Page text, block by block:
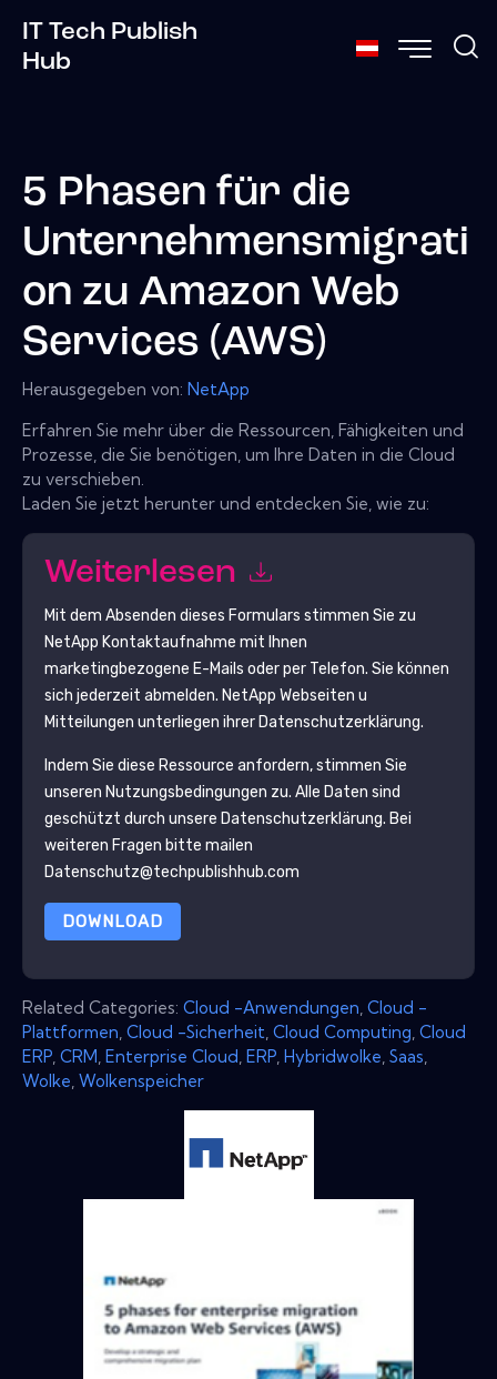
IT Tech Publish
Hub
5 Phasen für die
Unternehmensmigrati
on zu Amazon Web
Services (AWS)
Herausgegeben von: NetApp
Erfahren Sie mehr über die Ressourcen, Fähigkeiten und
Prozesse, die Sie benötigen, um Ihre Daten in die Cloud
zu verschieben.
Laden Sie jetzt herunter und entdecken Sie, wie zu:
Weiterlesen
Mit dem Absenden dieses Formulars stimmen Sie zu
NetApp Kontaktaufnahme mit Ihnen
marketingbezogene E-Mails oder per Telefon. Sie können
sich jederzeit abmelden. NetApp Webseiten u
Mitteilungen unterliegen ihrer Datenschutzerklärung.
Indem Sie diese Ressource anfordern, stimmen Sie
unseren Nutzungsbedingungen zu. Alle Daten sind
geschützt durch unsere Datenschutzerklärung. Bei
weiteren Fragen bitte mailen
Datenschutz@techpublishhub.com
DOWNLOAD
Related Categories: Cloud -Anwendungen Cloud -
Plattformen Cloud -Sicherheit Cloud Computing Cloud
ERP CRM Enterprise Cloud ERP Hybridwolke Saas
Wolke Wolkenspeicher